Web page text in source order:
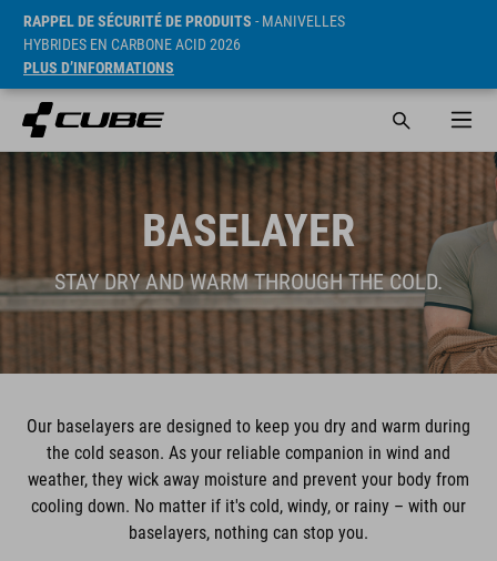
RAPPEL DE SÉCURITÉ DE PRODUITS - MANIVELLES
HYBRIDES EN CARBONE ACID 2026
PLUS D’INFORMATIONS
BASELAYER
STAY DRY AND WARM THROUGH THE COLD.
Our baselayers are designed to keep you dry and warm during
the cold season. As your reliable companion in wind and
weather, they wick away moisture and prevent your body from
cooling down. No matter if it's cold, windy, or rainy – with our
baselayers, nothing can stop you.